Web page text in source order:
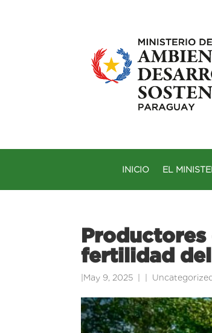
INICIO EL
Productores
fertilidad
May 9, 2025